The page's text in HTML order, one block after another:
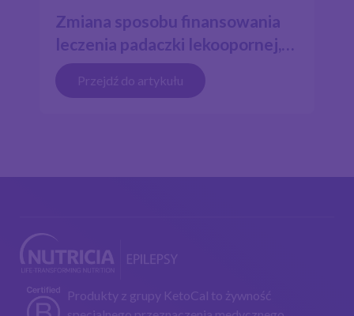
Zmiana sposobu finansowania
leczenia padaczki lekoopornej,
GLUT1 oraz PDHD z
zastosowaniem diety
Przejdź do artykułu
Produkty z grupy KetoCal to żywność